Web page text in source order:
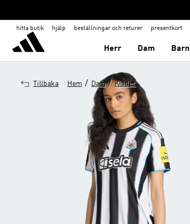
hitta butik hjälp beställningar och returer presentkort
Herr Dam Barn
Tillbaka Hem / Dam / Kläder